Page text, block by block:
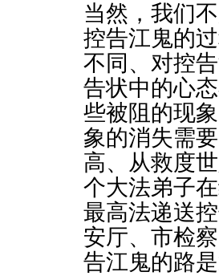
当然，我们
控告江鬼的
不同、对控
告状中的心
些被阻的现
象的消失需
高、从救度
个大法弟子
最高法递送
安厅、市检
告江鬼的路